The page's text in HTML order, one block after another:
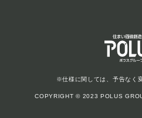
※仕様に関しては、予告なく
COPYRIGHT © 2023 POLUS